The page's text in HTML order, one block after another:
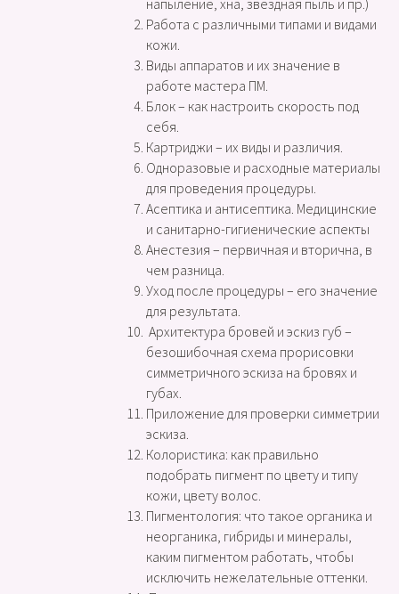
напыление, хна, звездная пыль и пр.)
Работа с различными типами и видами
кожи.
Виды аппаратов и их значение в
работе мастера ПМ.
Блок – как настроить скорость под
себя.
Картриджи – их виды и различия.
Одноразовые и расходные материалы
для проведения процедуры.
Асептика и антисептика. Медицинские
и санитарно-гигиенические аспекты
Анестезия – первичная и вторична, в
чем разница.
Уход после процедуры – его значение
для результата.
Архитектура бровей и эскиз губ –
безошибочная схема прорисовки
симметричного эскиза на бровях и
губах.
Приложение для проверки симметрии
эскиза.
Колористика: как правильно
подобрать пигмент по цвету и типу
кожи, цвету волос.
Пигментология: что такое органика и
неорганика, гибриды и минералы,
каким пигментом работать, чтобы
исключить нежелательные оттенки.